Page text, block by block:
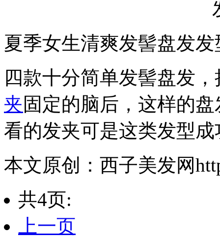
夏季女生清爽发髻盘发发
四款十分简单发髻盘发
夹固定的脑后，这样的
看的发夹可是这类发型
本文原创：西子美发网
共4页:
上一页